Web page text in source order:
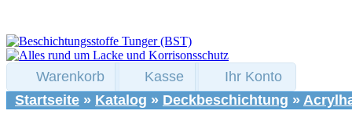
Warenkorb Kasse
Ihr Konto
Startseite » Katalog » Deckbeschichtung »